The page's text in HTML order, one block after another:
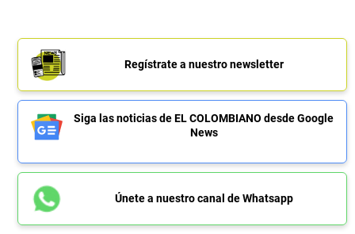
Regístrate a nuestro newsletter
Siga las noticias de EL COLOMBIANO desde Google
News
Únete a nuestro canal de Whatsapp